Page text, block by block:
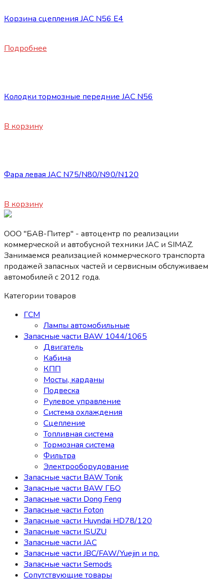
Корзина сцепления JAC N56 E4
Подробнее
Колодки тормозные передние JAC N56
В корзину
Фара левая JAC N75/N80/N90/N120
В корзину
ООО "БАВ-Питер" - автоцентр по реализации
коммерческой и автобусной техники JAC и SIMAZ.
Занимаемся реализацией коммерческого транспорта
продажей запасных частей и сервисным обслуживаем
автомобилей c 2012 года.
Категории товаров
ГСМ
Лампы автомобильные
Запасные части BAW 1044/1065
Двигатель
Кабина
КПП
Мосты, карданы
Подвеска
Рулевое управление
Система охлаждения
Сцепление
Топливная система
Тормозная система
Фильтра
Электрооборудование
Запасные части BAW Tonik
Запасные части BAW ГБО
Запасные части Dong Feng
Запасные части Foton
Запасные части Huyndai HD78/120
Запасные части ISUZU
Запасные части JAC
Запасные части JBC/FAW/Yuejin и пр.
Запасные части Semods
Сопутствующие товары